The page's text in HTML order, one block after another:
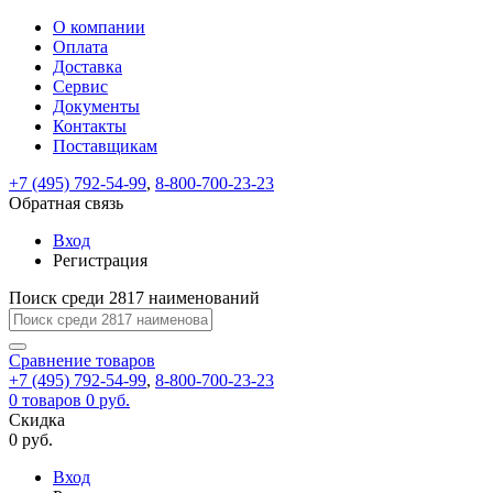
ВходРегистрация
Только
test@example.com
отправлена
по
ней
для
регистрации.
Ок
Только
Запомнить
меня
Забыли
Восстановление
пароля
Заполните
форму.
Мы
отправим
ссылку
на
указанный
электронный
адрес,
перейдя
по
которой
вы
новый
На
вашу
test@test.ru
отправлена
ссылка.
Перейдите
по
для
смены
пароля.
Введите
новый
пароль
Сменить
Пароль
успешно
Войти
Обратная
связь
Сообщение
пользовательского
соглашения
Ваше
сообщение
успешно
О компании
Оплата
Доставка
Сервис
Документы
Контакты
Поставщикам
+7 (495) 792-54-99, 8-800-700-23-23
Обратная связь
Вход
Регистрация
Поиск среди 2817 наименований
Сравнение товаров
+7 (495) 792-54-99, 8-800-700-23-23
0 товаров 0 руб.
Скидка
0 руб.
Вход